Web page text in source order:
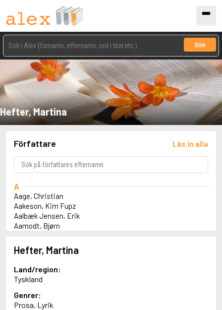
Sök
Hefter, Martina
Författare Läs in alla
A
Aage, Christian
Aakeson, Kim Fupz
Aalbæk Jensen, Erik
Aamodt, Bjørn
Abbey, Kieran
Abbot, Anthony
Abbott, John
Abbott, Megan
Abdel-Fattah, Randa
Abdolah, Kader
Abé, Kobo
Hefter, Martina
Land/region:
Tyskland
Genrer:
Prosa, Lyrik